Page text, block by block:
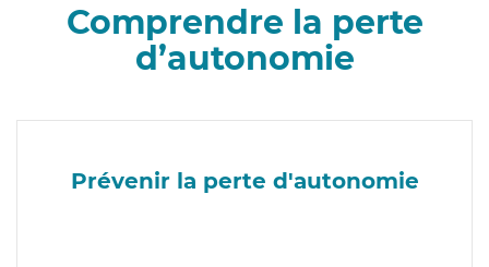
Comprendre la perte
d’autonomie
Prévenir la perte d'autonomie